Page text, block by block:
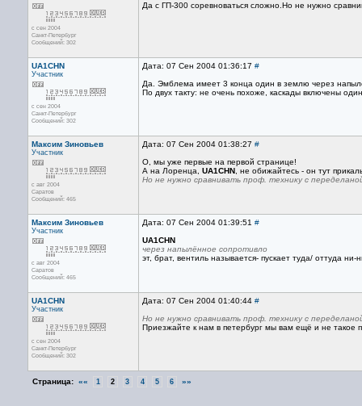
с сен 2004
Санкт-Петербург
Сообщений: 302
Да с ГП-300 соревноваться сложно.Но не нужно
UA1CHN
Участник
с сен 2004
Санкт-Петербург
Сообщений: 302
Дата: 07 Сен 2004 01:36:17 #
Да. Эмблема имеет 3 конца один в землю через
По двух такту: не очень похоже, каскады включены
Максим Зиновьев
Участник
с авг 2004
Саратов
Сообщений: 465
Дата: 07 Сен 2004 01:38:27 #
О, мы уже первые на первой странице!
А на Лоренца, UA1CHN , не обижайтесь - он тут
Но не нужно сравнивать проф. технику с
Максим Зиновьев
Участник
с авг 2004
Саратов
Сообщений: 465
Дата: 07 Сен 2004 01:39:51 #
UA1CHN
через напылённое сопротивло
эт, брат, вентиль называется- пускает туда/ оттуда ни-
UA1CHN
Участник
с сен 2004
Санкт-Петербург
Сообщений: 302
Дата: 07 Сен 2004 01:40:44 #
Но не нужно сравнивать проф. технику с
Приезжайте к нам в петербург мы вам ещё и не такое
Страница: «« 1 2 3 4 5 6 »»